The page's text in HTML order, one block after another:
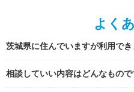
よく
茨城県に住んでいますが利用でき
相談していい内容はどんなもので